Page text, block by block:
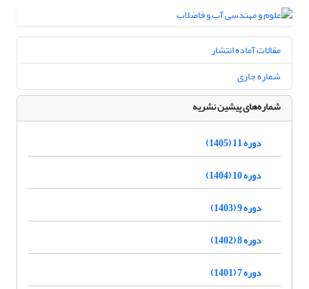
مقالات آماده انتشار
شماره جاری
شماره‌های پیشین نشریه
دوره 11 (1405)
دوره 10 (1404)
دوره 9 (1403)
دوره 8 (1402)
دوره 7 (1401)